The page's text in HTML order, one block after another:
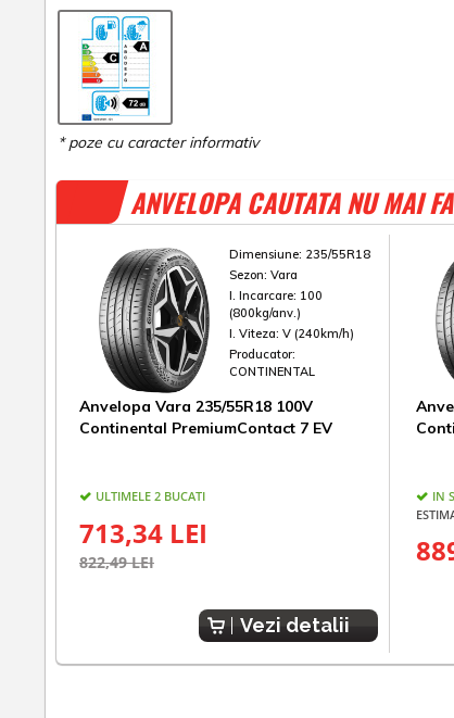
ANVELOPA CAUTATA NU MAI
Dimensiune: 235/55R18
Sezon: Vara
I. Incarcare: 100
(800kg/anv.)
I. Viteza: V (240km/h)
Producator:
CONTINENTAL
Anvelopa Vara 235/55R18 100V
Continental PremiumContact 7 EV
ULTIMELE 2 BUCATI
713,34 LEI
822,49 LEI
Vezi detalii
IN